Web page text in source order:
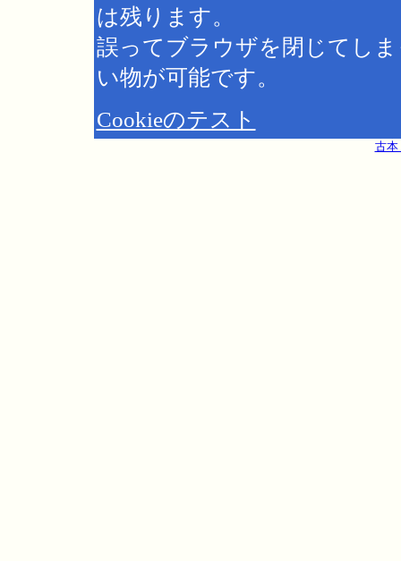
は残ります。
誤ってブラウザを閉じてし
い物が可能です。
Cookieのテスト
古本